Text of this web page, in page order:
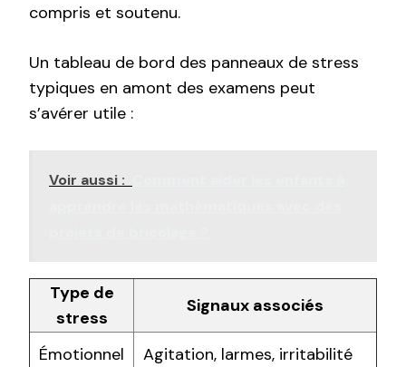
compris et soutenu.
Un tableau de bord des panneaux de stress
typiques en amont des examens peut
s’avérer utile :
Voir aussi :
Type de
stress
Signaux associés
Émotionnel Agitation, larmes, irritabilité